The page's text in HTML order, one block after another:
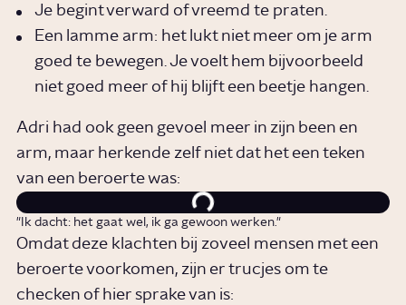
Je begint verward of vreemd te praten.
Een lamme arm: het lukt niet meer om je arm
goed te bewegen. Je voelt hem bijvoorbeeld
niet goed meer of hij blijft een beetje hangen.
Adri had ook geen gevoel meer in zijn been en
arm, maar herkende zelf niet dat het een teken
van een beroerte was:
"Ik dacht: het gaat wel, ik ga gewoon werken."
Omdat deze klachten bij zoveel mensen met een
beroerte voorkomen, zijn er trucjes om te
checken of hier sprake van is: